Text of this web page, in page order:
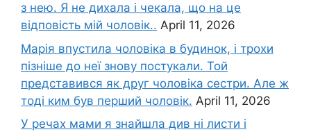
з нею. Я не дихала і чекала, що на це
відповість мій чоловік.. April 11, 2026
Марія впустила чоловіка в будинок, і трохи
пізніше до неї знову постукали. Той
представився як друг чоловіка сестри. Але ж
тоді ким був перший чоловік. April 11, 2026
У речах мами я знайшла див ні листи і